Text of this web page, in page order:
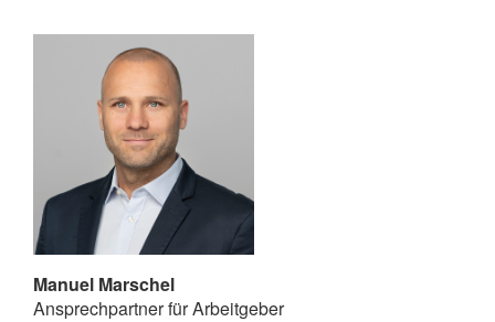
Manuel Marschel
Ansprechpartner für Arbeitgeber